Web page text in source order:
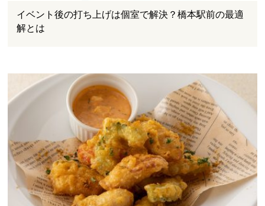
イベント後の打ち上げは個室で解決？橋本駅前の最適
解とは